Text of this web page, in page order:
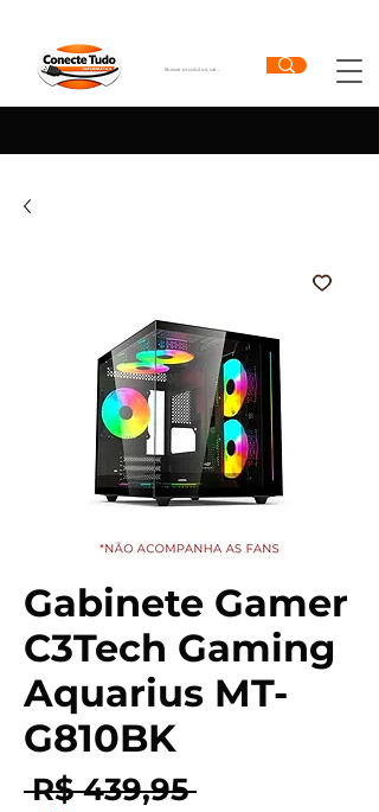
Gabinete Gamer
C3Tech Gaming
Aquarius MT-
G810BK
R$ 439,95 Preço